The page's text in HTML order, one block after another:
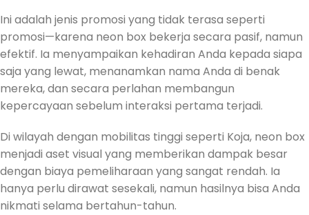
Ini adalah jenis promosi yang tidak terasa seperti
promosi—karena neon box bekerja secara pasif, namun
efektif. Ia menyampaikan kehadiran Anda kepada siapa
saja yang lewat, menanamkan nama Anda di benak
mereka, dan secara perlahan membangun
kepercayaan sebelum interaksi pertama terjadi.
Di wilayah dengan mobilitas tinggi seperti Koja, neon box
menjadi aset visual yang memberikan dampak besar
dengan biaya pemeliharaan yang sangat rendah. Ia
hanya perlu dirawat sesekali, namun hasilnya bisa Anda
nikmati selama bertahun-tahun.